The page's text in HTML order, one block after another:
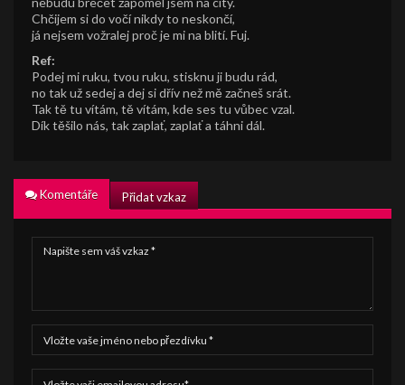
Chčijem si do vočí nikdy to neskončí,
já nejsem vožralej proč je mi na blití. Fuj.
Ref:
Podej mi ruku, tvou ruku, stisknu ji budu rád,
no tak už sedej a dej si dřív než mě začneš srát.
Tak tě tu vítám, tě vítám, kde ses tu vůbec vzal.
Dík těšilo nás, tak zaplať, zaplať a táhni dál.
Komentáře Přidat vzkaz